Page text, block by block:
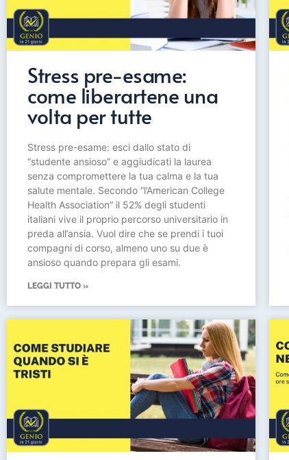
Stress pre-esame:
come liberartene una
volta per tutte
Stress pre-esame: esci dallo stato di
“studente ansioso” e aggiudicati la laurea
senza compromettere la tua calma e la tua
salute mentale. Secondo “l’American College
Health Association” il 52% degli studenti
italiani vive il proprio percorso universitario in
preda all’ansia. Vuol dire che se prendi i tuoi
compagni di corso, almeno uno su due è
ansioso quando prepara gli esami.
LEGGI TUTTO »